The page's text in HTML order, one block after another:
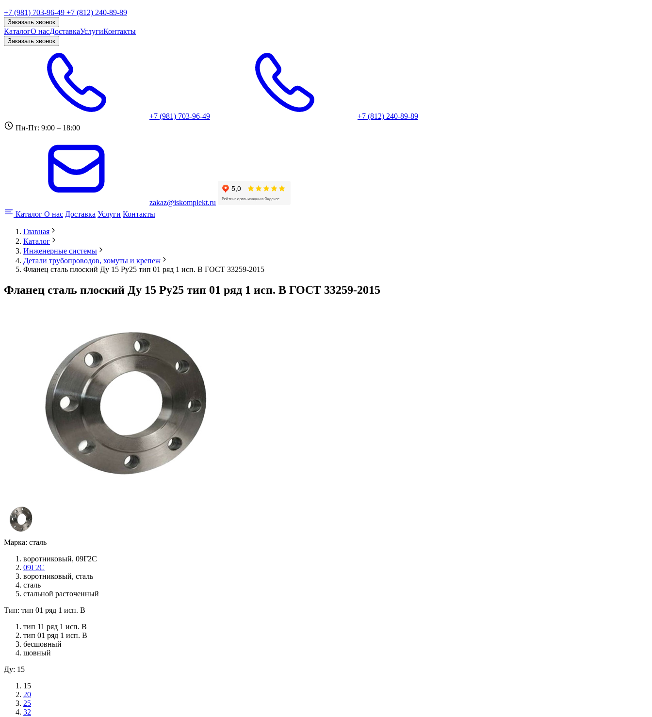
+7 (981) 703-96-49 +7 (812) 240-89-89
Заказать звонок
КаталогО насДоставкаУслугиКонтакты
Заказать звонок
+7 (981) 703-96-49
+7 (812) 240-89-89
Пн-Пт: 9:00 – 18:00
zakaz@iskomplekt.ru
Каталог О нас Доставка Услуги Контакты
Главная
Каталог
Инженерные системы
Детали трубопроводов, хомуты и крепеж
Фланец сталь плоский Ду 15 Ру25 тип 01 ряд 1 исп. B ГОСТ 33259-2015
Фланец сталь плоский Ду 15 Ру25 тип 01 ряд 1 исп. B ГОСТ 33259-2015
Марка: сталь
воротниковый, 09Г2С
09Г2С
воротниковый, сталь
сталь
стальной расточенный
Тип: тип 01 ряд 1 исп. B
тип 11 ряд 1 исп. B
тип 01 ряд 1 исп. B
бесшовный
шовный
Ду: 15
15
20
25
32